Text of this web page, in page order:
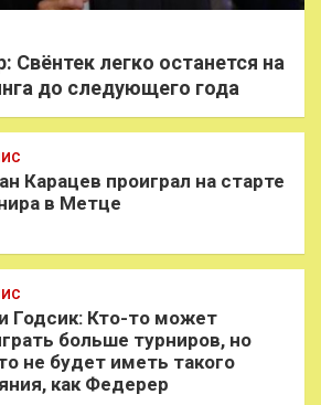
Свёнтек легко останется на
до следующего года
Карацев проиграл на старте
в Метце
Годсик: Кто-то может
больше турниров, но
не будет иметь такого
как Федерер